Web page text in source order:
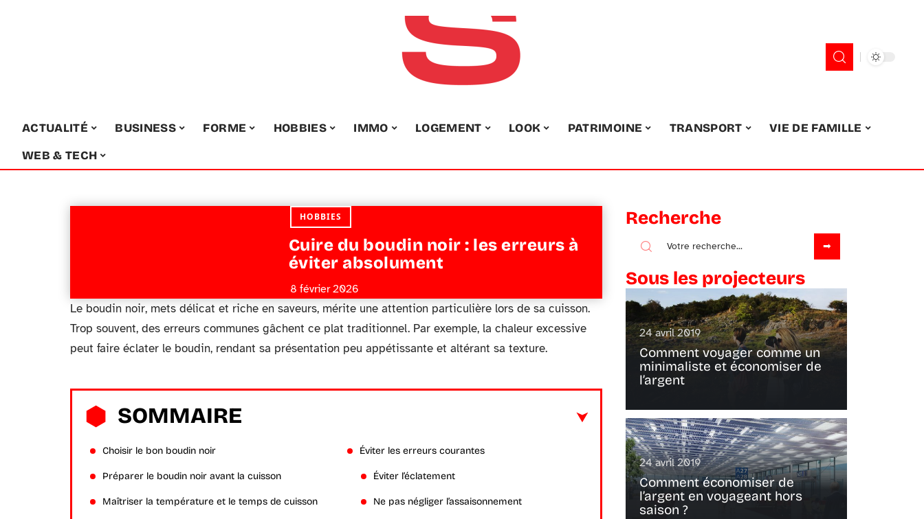
ACTUALITÉ BUSINESS FORME HOBBIES IMMO LOGEMENT LOOK PATRIMOINE TRANSPORT
VIE DE FAMILLE
WEB & TECH
HOBBIES
Cuire du boudin noir : les erreurs à
éviter absolument
8 février 2026
Le boudin noir, mets délicat et riche en saveurs, mérite une attention particulière lors de sa cuisson.
Trop souvent, des erreurs communes gâchent ce plat traditionnel. Par exemple, la chaleur excessive
peut faire éclater le boudin, rendant sa présentation peu appétissante et altérant sa texture.
SOMMAIRE
Choisir le bon boudin noir
Préparer le boudin noir avant la cuisson
Maîtriser la température et le temps de cuisson
Éviter les erreurs courantes
Éviter l’éclatement
Ne pas négliger l’assaisonnement
Recherche
Sous les projecteurs
24 avril 2019
Comment voyager comme un
minimaliste et économiser de
l’argent
24 avril 2019
Comment économiser de
l’argent en voyageant hors
saison ?